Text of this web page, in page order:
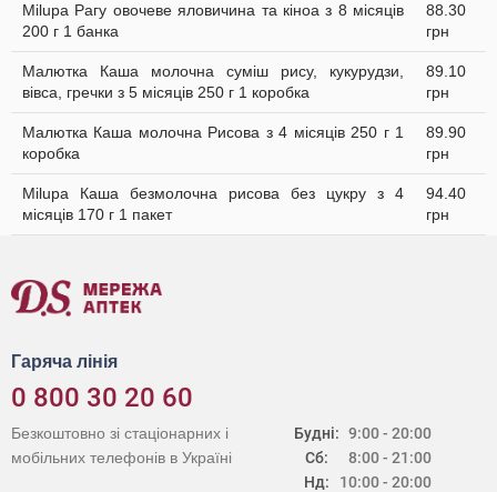
Milupa Рагу овочеве яловичина та кіноа з 8 місяців
200 г 1 банка
88.30
грн
Малютка Каша молочна суміш рису, кукурудзи,
вівса, гречки з 5 місяців 250 г 1 коробка
89.10
грн
Малютка Каша молочна Рисова з 4 місяців 250 г 1
коробка
89.90
грн
Milupa Каша безмолочна рисова без цукру з 4
місяців 170 г 1 пакет
94.40
грн
Гаряча лінія
0 800 30 20 60
Будні:
Сб:
Нд:
9:00 - 20:00
8:00 - 21:00
10:00 - 20:00
Безкоштовно зі стаціонарних і
мобільних телефонів в Україні